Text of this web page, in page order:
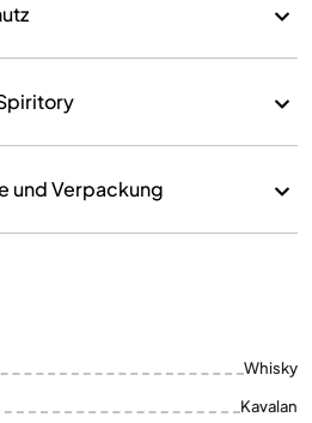
und Verpackung
Whisky
Kavalan